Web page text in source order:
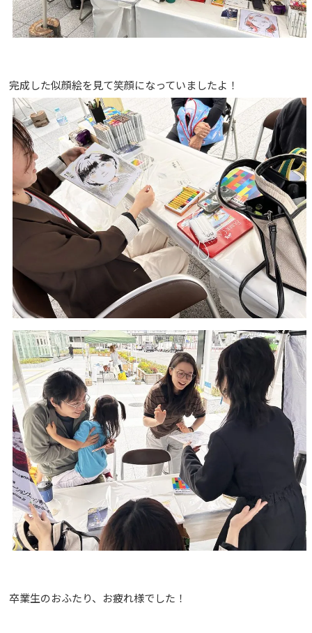
完成した似顔絵を見て笑顔になっていましたよ！
卒業生のおふたり、お疲れ様でした！